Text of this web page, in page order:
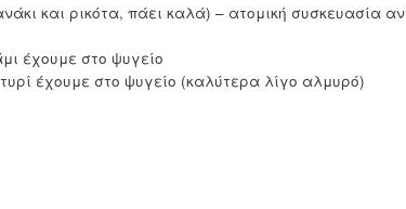
και ρικότα, πάει καλά) – ατομική συσκευασία αν
έχουμε στο ψυγείο
έχουμε στο ψυγείο (καλύτερα λίγο αλμυρό)